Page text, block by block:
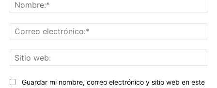
Guardar mi nombre, correo electrónico y sitio web en este